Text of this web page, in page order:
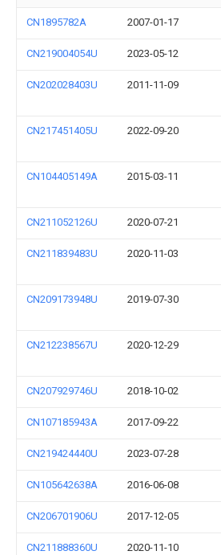
CN1895782A 2007-01-17
CN219004054U 2023-05-12
CN202028403U 2011-11-09
CN217451405U 2022-09-20
CN104405149A 2015-03-11
CN211052126U 2020-07-21
CN211839483U 2020-11-03
CN209173948U 2019-07-30
CN212238567U 2020-12-29
CN207929746U 2018-10-02
CN107185943A 2017-09-22
CN219424440U 2023-07-28
CN105642638A 2016-06-08
CN206701906U 2017-12-05
CN211888360U 2020-11-10